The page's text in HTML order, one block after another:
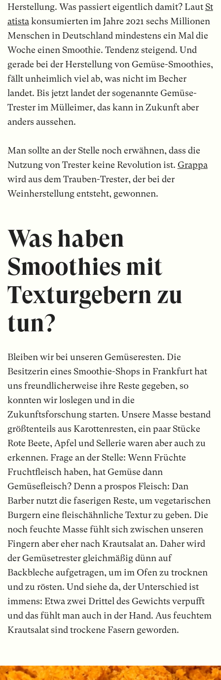
Herstellung. Was passiert eigentlich damit? Laut St
atistakonsumierten im Jahre 2021 sechs Millionen
Menschen in Deutschland mindestens ein Mal die
Woche einen Smoothie. Tendenz steigend. Und
gerade bei der Herstellung von Gemüse-Smoothies,
fällt unheimlich viel ab, was nicht im Becher
landet. Bis jetzt landet der sogenannte Gemüse-
Trester im Mülleimer, das kann in Zukunft aber
anders aussehen.
Man sollte an der Stelle noch erwähnen, dass die
Nutzung von Trester keine Revolution ist. Grappa
wird aus dem Trauben-Trester, der bei der
Weinherstellung entsteht, gewonnen.
Was haben
Smoothies mit
Texturgebern zu
tun?
Bleiben wir bei unseren Gemüseresten. Die
Besitzerin eines Smoothie-Shops in Frankfurt hat
uns freundlicherweise ihre Reste gegeben, so
konnten wir loslegen und in die
Zukunftsforschung starten. Unsere Masse bestand
größtenteils aus Karottenresten, ein paar Stücke
Rote Beete, Apfel und Sellerie waren aber auch zu
erkennen. Frage an der Stelle: Wenn Früchte
Fruchtfleisch haben, hat Gemüse dann
Gemüsefleisch? Denn a prospos Fleisch: Dan
Barber nutzt die faserigen Reste, um vegetarischen
Burgern eine fleischähnliche Textur zu geben. Die
noch feuchte Masse fühlt sich zwischen unseren
Fingern aber eher nach Krautsalat an. Daher wird
der Gemüsetrester gleichmäßig dünn auf
Backbleche aufgetragen, um im Ofen zu trocknen
und zu rösten. Und siehe da, der Unterschied ist
immens: Etwa zwei Drittel des Gewichts verpufft
und das fühlt man auch in der Hand. Aus feuchtem
Krautsalat sind trockene Fasern geworden.